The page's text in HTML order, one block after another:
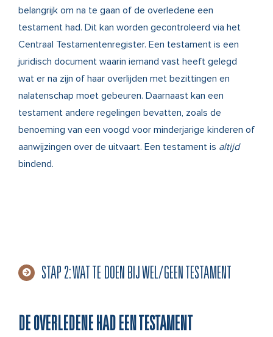
belangrijk om na te gaan of de overledene een
testament had. Dit kan worden gecontroleerd via het
Centraal Testamentenregister. Een testament is een
juridisch document waarin iemand vast heeft gelegd
wat er na zijn of haar overlijden met bezittingen en
nalatenschap moet gebeuren. Daarnaast kan een
testament andere regelingen bevatten, zoals de
benoeming van een voogd voor minderjarige kinderen of
aanwijzingen over de uitvaart. Een testament is altijd
bindend.
STAP 2: WAT TE DOEN BIJ WEL/GEEN TESTAMENT
DE OVERLEDENE HAD EEN TESTAMENT